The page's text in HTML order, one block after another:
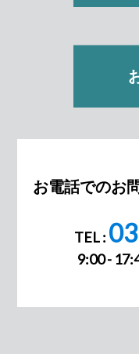
お電話でのお
TEL :
9:00 -